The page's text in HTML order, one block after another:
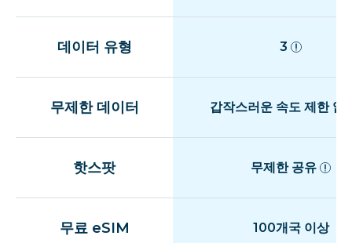
데이터 유형 3
무제한 데이터 갑작스러운 속도 제한 없
핫스팟 무제한 공유
무료 eSIM 100개국 이상